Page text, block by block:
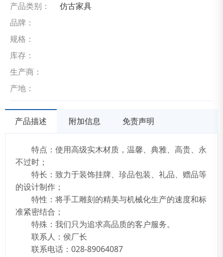
产品类别：
仿古家具
品牌：
规格：
库存：
生产商：
产地：
产品描述 附加信息 免责声明
特点：使用高级实木材质，温馨、典雅、高贵、永
不过时；
特长：致力于装饰挂牌、珍品包装、礼品、赠品等
的设计制作；
特性：将手工雕刻的精美与机械化生产的速度和标
准紧密结合；
特殊：我们只为追求高品质的客户服务。
联系人：侯厂长
联系电话：028-89064087